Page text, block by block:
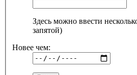
Здесь можно ввести
запятой)
Новее чем: